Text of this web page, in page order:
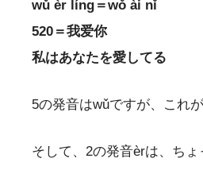
wǔ èr líng＝wǒ ài nǐ
520＝我爱你
私はあなたを愛してる
5の発音はwǔですが、これ
そして、2の発音èrは、ち